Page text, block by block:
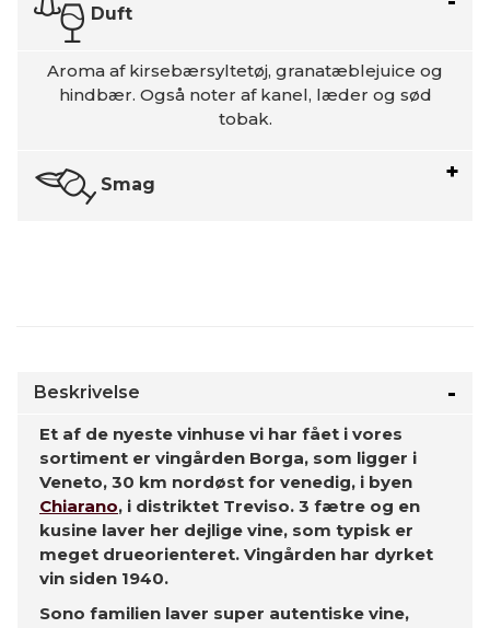
Duft
Aroma af kirsebærsyltetøj, granatæblejuice og
hindbær. Også noter af kanel, læder og sød
tobak.
Smag
Beskrivelse
Et af de nyeste vinhuse vi har fået i vores
sortiment er vingården Borga, som ligger i
Veneto, 30 km nordøst for venedig, i byen
Chiarano, i distriktet Treviso. 3 fætre og en
kusine laver her dejlige vine, som typisk er
meget drueorienteret. Vingården har dyrket
vin siden 1940.
Sono familien laver super autentiske vine,